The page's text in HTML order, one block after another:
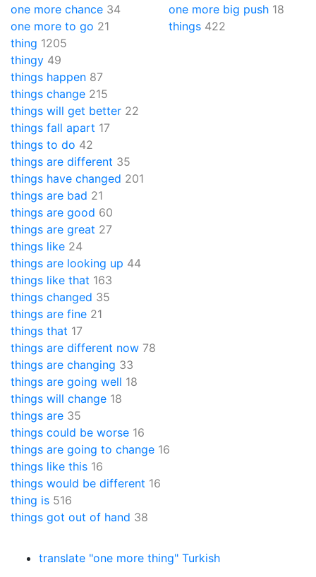
one more chance 34
one more to go 21
one more big push 18
things 422
thing 1205
thingy 49
things happen 87
things change 215
things will get better 22
things fall apart 17
things to do 42
things are different 35
things have changed 201
things are bad 21
things are good 60
things are great 27
things like 24
things are looking up 44
things like that 163
things changed 35
things are fine 21
things that 17
things are different now 78
things are changing 33
things are going well 18
things will change 18
things are 35
things could be worse 16
things are going to change 16
things like this 16
things would be different 16
thing is 516
things got out of hand 38
translate "one more thing" Turkish